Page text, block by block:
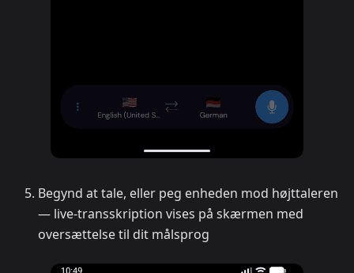
Begynd at tale, eller peg enheden mod højttaleren
— live-transskription vises på skærmen med
oversættelse til dit målsprog